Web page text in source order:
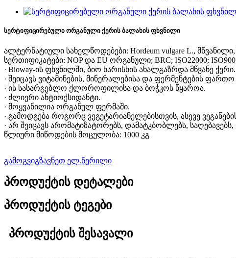
სერტიფიცირებული ორგანული ქერის ბალახის ფხვნილი
ალტერნატიული სახელწოდებები: Hordeum vulgare L.,
სერთიფიკატები: NOP და EU ორგანული; BRC; ISO22000;
· Bioway-ის ფხვნილში, ბიო ხარისხის ახალგაზრდა მწვანე ქერი.
· შეიცავს ვიტამინების, მინერალებისა და ფერმენტების ფართო
· ის სასარგებლო ქლოროფილისა და ბოჭკოს წყაროა.
· ძლიერი ანტიოქსიდანტი.
· მოყვანილია ორგანულ ფერმაში.
· გამოდგება როგორც ვეგეტარიანელებისთვის, ასევე
· არ შეიცავს არომატიზატორებს, დამატკბობლებს,
წლიური მიწოდების მოცულობა: 1000 კგ
გამოგვიგზავნეთ ელ.წერილი
პროდუქტის დეტალები
პროდუქტის ტეგები
პროდუქტის შესავალი